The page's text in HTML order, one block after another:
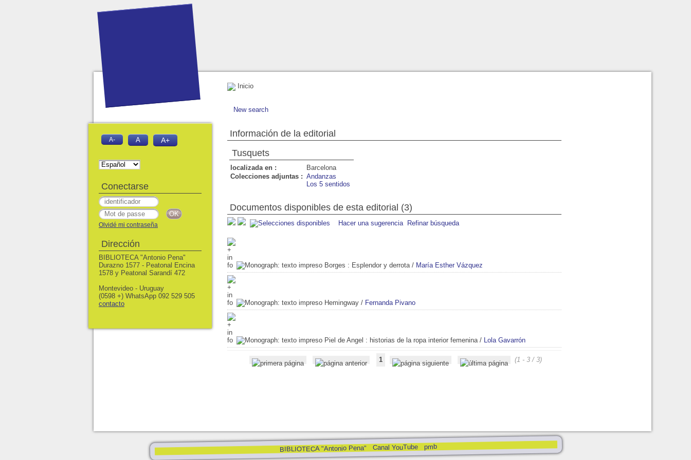
Inicio
New search
Información de la editorial
Tusquets
localizada en :
Barcelona
Colecciones adjuntas : Andanzas
Los 5 sentidos
Documentos disponibles de esta editorial (3)
Hacer una sugerencia Refinar búsqueda
Borges : Esplendor y derrota / María Esther Vázquez
Hemingway / Fernanda Pivano
Piel de Angel : historias de la ropa interior femenina / Lola Gavarrón
1 (1 - 3 / 3)
BIBLIOTECA "Antonio Pena" Canal YouTube pmb
A- A A+
Conectarse
Olvidé mi contraseña
Dirección
BIBLIOTECA "Antonio Pena"
Durazno 1577 - Peatonal Encina
1578 y Peatonal Sarandí 472
Montevideo - Uruguay
(0598 +) WhatsApp 092 529 505
contacto